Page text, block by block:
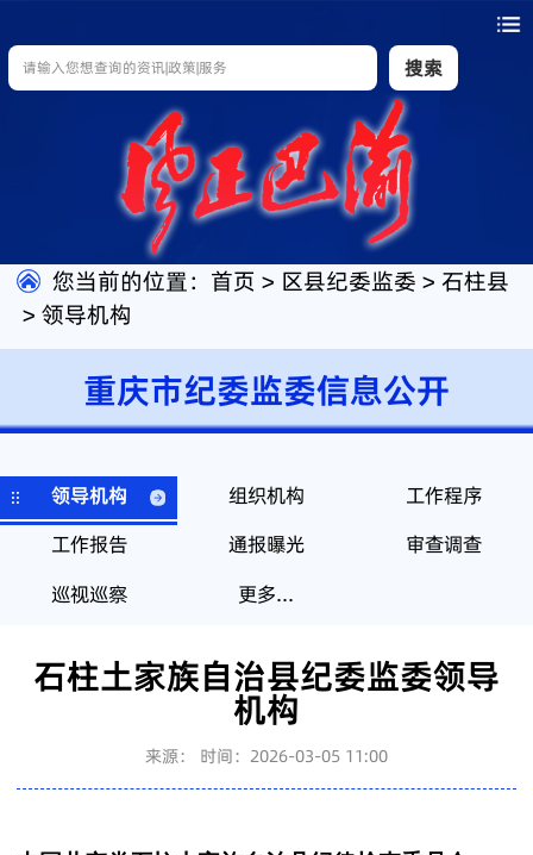
搜索
您当前的位置： 首页 > 区县纪委监委 >石柱县
>领导机构
重庆市纪委监委信息公开
领导机构 组织机构
工作程序
工作报告
通报曝光
审查调查
巡视巡察
更多...
石柱土家族自治县纪委监委领导
机构
来源： 时间：2026-03-05 11:00